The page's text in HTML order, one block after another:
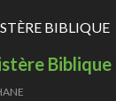
BIBLIQUE
Biblique